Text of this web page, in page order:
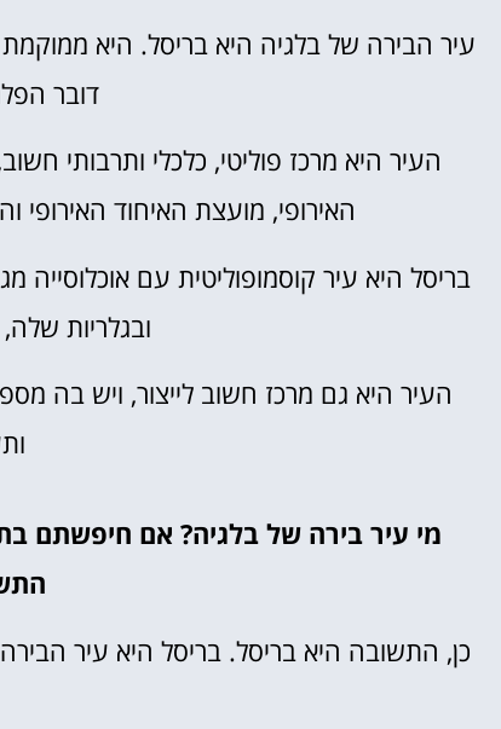
מלונות
לחצו
עיר הבירה של בלגיה היא בריסל. היא
דובר
העיר היא מרכז פוליטי, כלכלי ותרבותי
האירופי, מועצת האיחוד האירופי
בריסל היא עיר קוסמופוליטית עם אוכלוסייה
ובגלריות
העיר היא גם מרכז חשוב לייצור, ויש בה
מי עיר בירה של בלגיה? אם חיפשתם
כן, התשובה היא בריסל. בריסל היא עיר